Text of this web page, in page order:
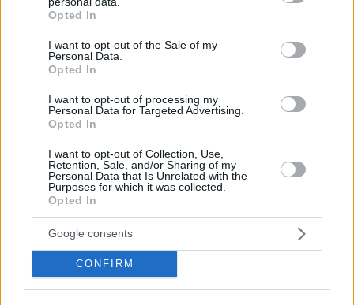
grant or deny consent to Google and its third-party tags to
use your data for below specified purposes in below Google
consent section.
Opted In
I want to opt-out of the Sale of my
Personal Data.
Opted In
I want to opt-out of processing my
Personal Data for Targeted Advertising.
Opted In
I want to opt-out of Collection, Use,
Retention, Sale, and/or Sharing of my
Personal Data that Is Unrelated with the
Purposes for which it was collected.
Opted In
Google consents
CONFIRM
07.08.2026, 18:22